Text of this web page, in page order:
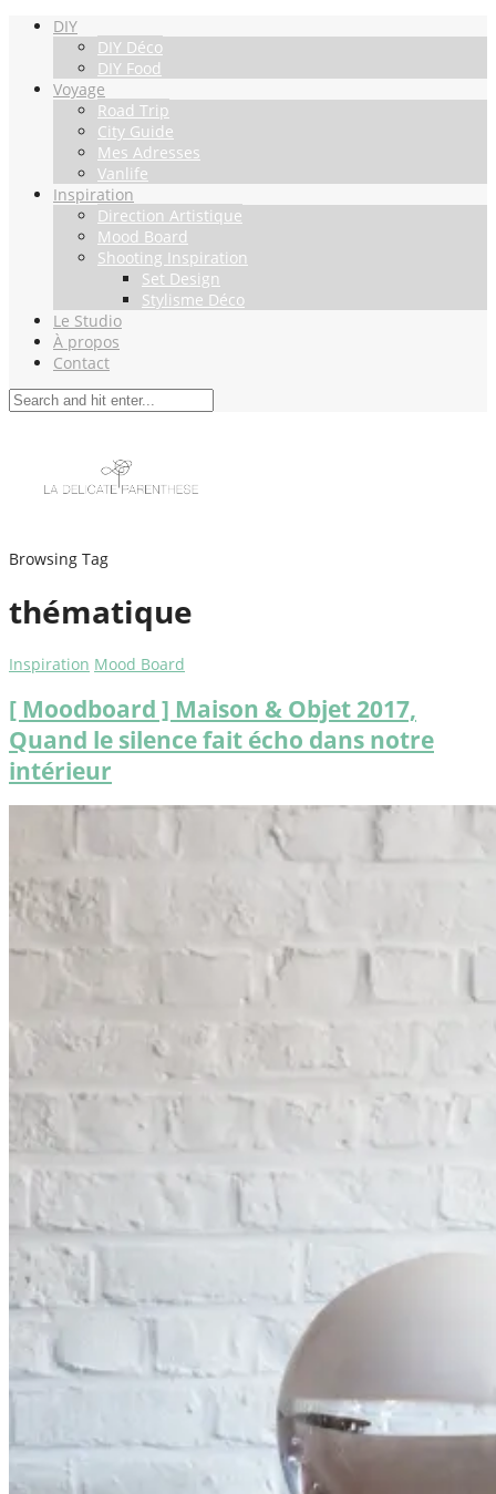
DIY
DIY Déco
DIY Food
Voyage
Road Trip
City Guide
Mes Adresses
Vanlife
Inspiration
Direction Artistique
Mood Board
Shooting Inspiration
Set Design
Stylisme Déco
Le Studio
À propos
Contact
Browsing Tag
thématique
Inspiration Mood Board
[ Moodboard ] Maison & Objet 2017,
Quand le silence fait écho dans notre
intérieur